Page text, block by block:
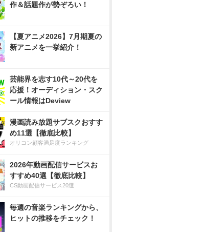
作＆話題作が勢ぞろい！
【夏アニメ2026】7月期夏の
新アニメを一挙紹介！
芸能界を志す10代～20代を
応援！オーディション・スク
ール情報はDeview
漫画読み放題サブスクおすす
め11選【徹底比較】
オリコン顧客満足度ランキング
2026年動画配信サービスお
すすめ40選【徹底比較】
CS動画配信サービス20選
毎週の音楽ランキングから、
ヒットの推移をチェック！